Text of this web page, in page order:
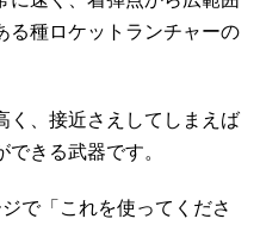
る種ロケットランチャーの
く、接近さえしてしまえば
きる武器です。
で「これを使ってくださ